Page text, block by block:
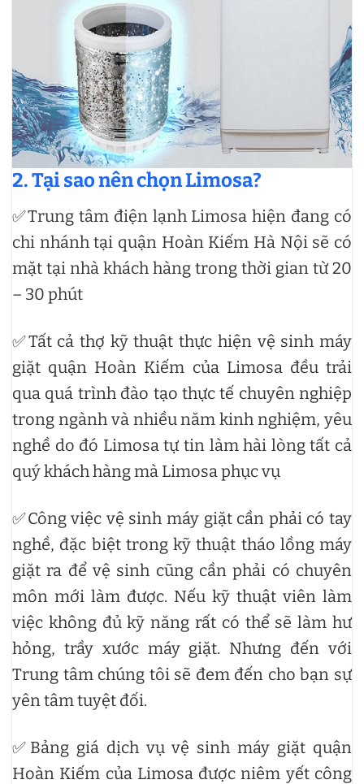
2. Tại sao nên chọn Limosa?
✅Trung tâm điện lạnh Limosa hiện đang có
chi nhánh tại quận Hoàn Kiếm Hà Nội sẽ có
mặt tại nhà khách hàng trong thời gian từ 20
– 30 phút
✅Tất cả thợ kỹ thuật thực hiện vệ sinh máy
giặt quận Hoàn Kiếm của Limosa đều trải
qua quá trình đào tạo thực tế chuyên nghiệp
trong ngành và nhiều năm kinh nghiệm, yêu
nghề do đó Limosa tự tin làm hài lòng tất cả
quý khách hàng mà Limosa phục vụ
✅Công việc vệ sinh máy giặt cần phải có tay
nghề, đặc biệt trong kỹ thuật tháo lồng máy
giặt ra để vệ sinh cũng cần phải có chuyên
môn mới làm được. Nếu kỹ thuật viên làm
việc không đủ kỹ năng rất có thể sẽ làm hư
hỏng, trầy xước máy giặt. Nhưng đến với
Trung tâm chúng tôi sẽ đem đến cho bạn sự
yên tâm tuyệt đối.
✅Bảng giá dịch vụ vệ sinh máy giặt quận
Hoàn Kiếm của Limosa được niêm yết công